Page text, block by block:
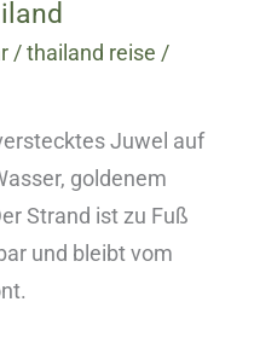
/thailand reise /
Juwel auf
goldenem
Strand ist zu Fuß
und bleibt vom